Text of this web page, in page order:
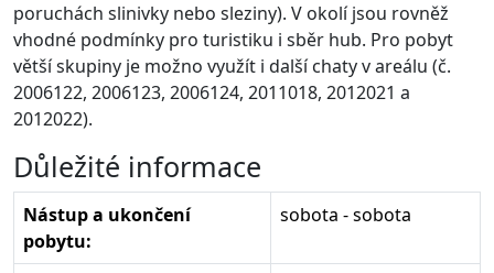
poruchách slinivky nebo sleziny). V okolí jsou rovněž
vhodné podmínky pro turistiku i sběr hub. Pro pobyt
větší skupiny je možno využít i další chaty v areálu (č.
2006122, 2006123, 2006124, 2011018, 2012021 a
2012022).
Důležité informace
Nástup a ukončení
pobytu:
sobota - sobota